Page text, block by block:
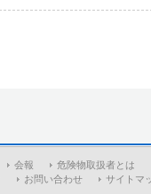
会報
危険物取扱者とは
お問い合わせ サイトマ